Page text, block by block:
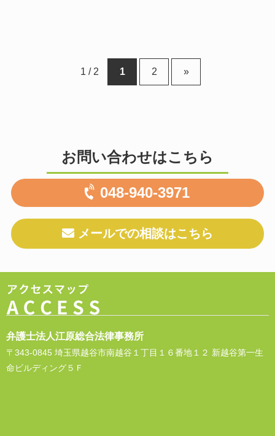
1 / 2 1 2 »
お問い合わせはこちら
048-940-3971
メールでの相談はこちら
弁護士法人江原総合法律事務所
〒343-0845 埼玉県越谷市南越谷１丁目１６番地１２ 新越谷第一生
命ビルディング５Ｆ